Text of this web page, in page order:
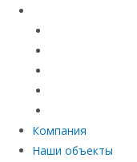
Компания
Наши объекты